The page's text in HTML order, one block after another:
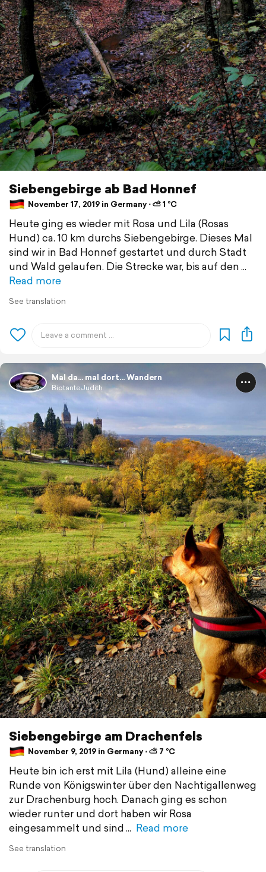
Siebengebirge ab Bad Honnef
November 17, 2019 in Germany ⋅ ⛅ 1 °C
Heute ging es wieder mit Rosa und Lila (Rosas
Hund) ca. 10 km durchs Siebengebirge. Dieses Mal
sind wir in Bad Honnef gestartet und durch Stadt
und Wald gelaufen. Die Strecke war, bis auf den
Read more
See translation
Mal da... mal dort... Wandern
BiotanteJudith
Siebengebirge am Drachenfels
November 9, 2019 in Germany ⋅ ⛅ 7 °C
Heute bin ich erst mit Lila (Hund) alleine eine
Runde von Königswinter über den Nachtigallenweg
zur Drachenburg hoch. Danach ging es schon
wieder runter und dort haben wir Rosa
eingesammelt und sind
Read more
See translation